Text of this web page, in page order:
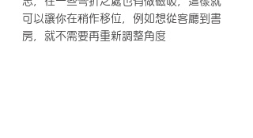
可以讓你在稍作移位，例如想從客廳到書
房，就不需要再重新調整角度